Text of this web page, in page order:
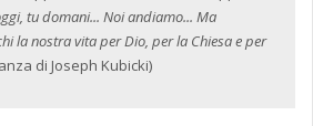
tu domani... Noi andiamo... Ma
la nostra vita per Dio, per la Chiesa e per
di Joseph Kubicki)